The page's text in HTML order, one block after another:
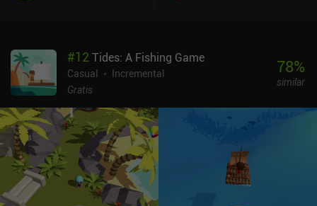
#12 Tides: A Fishing Game
Casual
Incremental
Gratis
78%
similar